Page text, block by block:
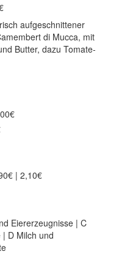
aufgeschnittener
di Mucca, mit
Butter, dazu Tomate-
| 2,10€
Eiererzeugnisse | C
D Milch und